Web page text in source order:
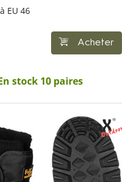
EU 46
Acheter
stock 10 paires